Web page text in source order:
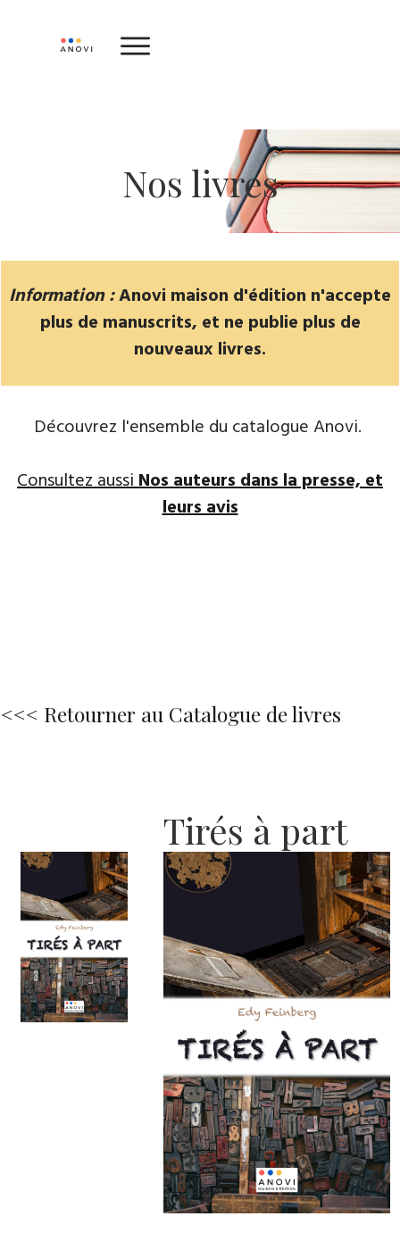
Nos livres
Information :Anovi maison d'édition n'accepte
plus de manuscrits, et ne publie plus de
nouveaux livres.
Découvrez l'ensemble du catalogue Anovi.
Consultez aussiNos auteurs dans la presse, et
leurs avis
<<< Retourner au Catalogue de livres
Tirés à part